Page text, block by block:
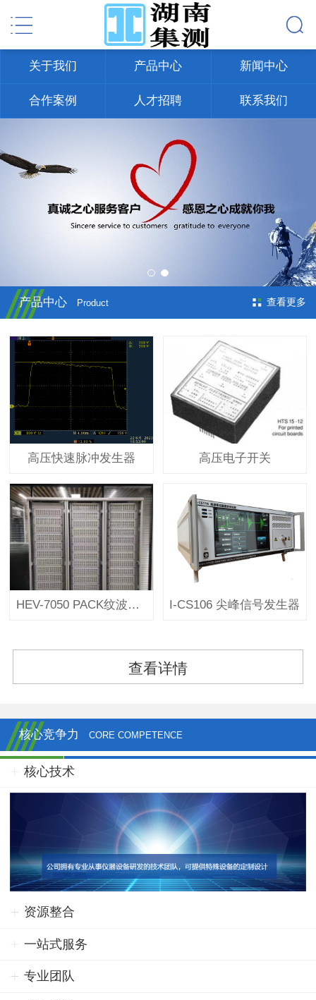
关于我们 产品中心 新闻中心
合作案例 人才招聘 联系我们
产品中心 Product 查看更多
高压快速脉冲发生器 高压电子开关
HEV-7050 PACK纹波自加热测试系统 I-CS106 尖峰信号发生器
查看详情
核心竞争力 CORE COMPETENCE
核心技术
资源整合
一站式服务
专业团队